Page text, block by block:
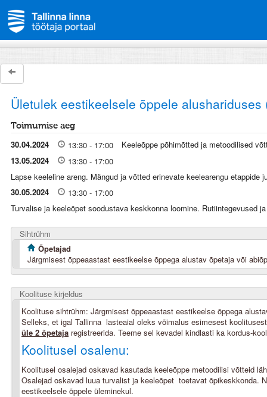
Ületulek eestikeelsele õppele
Toimumise aeg
30.04.2024 13:30 - 17:00
Keeleõppe põhimõtted ja metoodilised
13.05.2024
13:30 - 17:00
Lapse keeleline areng. Mängud ja võtted erinevate keelearengu etappide
30.05.2024
13:30 - 17:00
Turvalise ja keeleõpet soodustava keskkonna loomine. Rutiintegevused
Sihtrühm
Õpetajad
Järgmisest õppeaastast eestikeelse õppega alustav õpetaja või
Koolituse kirjeldus
Koolituse sihtrühm: Järgmisest õppeaastast eestikeelse õppega
Selleks, et igal Tallinna lasteaial oleks võimalus esimesest
üle 2 õpetaja registreerida. Teeme sel kevadel kindlasti ka kordus-
Koolitusel osalenu:
Koolitusel osalejad oskavad kasutada keeleõppe metoodilisi võtteid
Osalejad oskavad luua turvalist ja keeleõpet toetavat õpikeskkonda.
eestikeelsele õppele üleminekul.